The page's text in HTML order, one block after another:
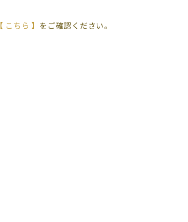
【 こちら 】 をご確認ください。